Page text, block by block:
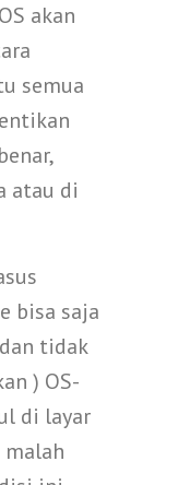
akan
semua
atau di
bisa saja
tidak
) OS-
di layar